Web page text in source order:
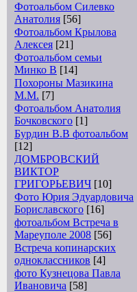
Фотоальбом Силевко
Анатолия [56]
Фотоальбом Крылова
Алексея [21]
Фотоальбом семьи
Минко В [14]
Похороны Мазикина
М.М. [7]
Фотоальбом Анатолия
Бочковского [1]
Бурдин В.В фотоальбом
[12]
ДОМБРОВСКИЙ
ВИКТОР
ГРИГОРЬЕВИЧ [10]
Фото Юрия Эдуардовича
Бориславского [16]
фотоальбом Встреча в
Мареуполе 2008 [56]
Встреча копинарских
одноклассников [4]
фото Кузнецова Павла
Ивановича [58]